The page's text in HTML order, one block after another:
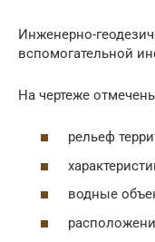
Инженерно-
вспомогательной
На чертеже
рельеф
водные